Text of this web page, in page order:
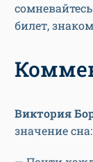
билет,
Виктория
значение сна: